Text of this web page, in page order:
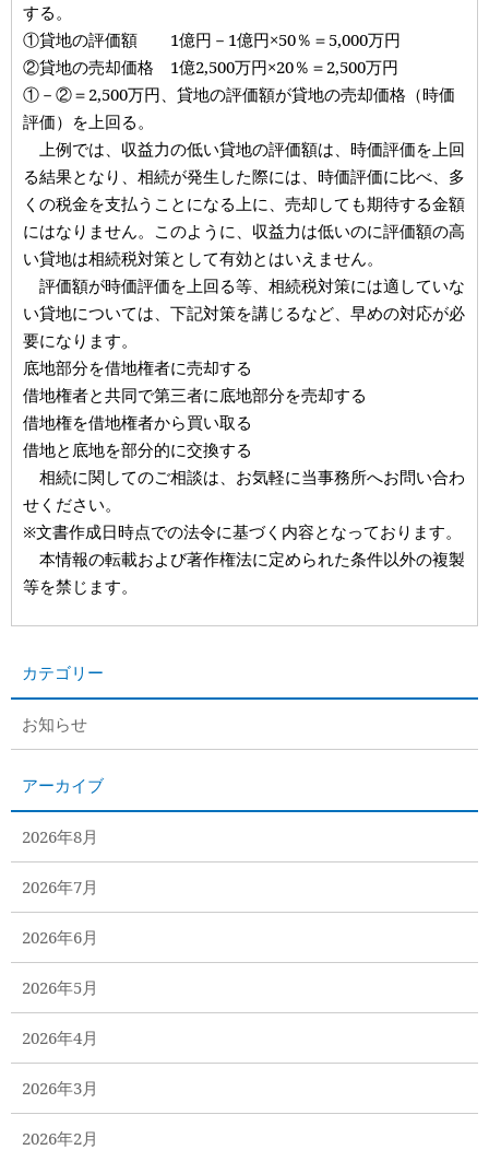
する。
①貸地の評価額 1億円－1億円×50％＝5,000万円
②貸地の売却価格 1億2,500万円×20％＝2,500万円
①－②＝2,500万円、貸地の評価額が貸地の売却価格（時価
評価）を上回る。
上例では、収益力の低い貸地の評価額は、時価評価を上回
る結果となり、相続が発生した際には、時価評価に比べ、多
くの税金を支払うことになる上に、売却しても期待する金額
にはなりません。このように、収益力は低いのに評価額の高
い貸地は相続税対策として有効とはいえません。
評価額が時価評価を上回る等、相続税対策には適していな
い貸地については、下記対策を講じるなど、早めの対応が必
要になります。
底地部分を借地権者に売却する
借地権者と共同で第三者に底地部分を売却する
借地権を借地権者から買い取る
借地と底地を部分的に交換する
相続に関してのご相談は、お気軽に当事務所へお問い合わ
せください。
※文書作成日時点での法令に基づく内容となっております。
本情報の転載および著作権法に定められた条件以外の複製
等を禁じます。
カテゴリー
お知らせ
アーカイブ
2026年8月
2026年7月
2026年6月
2026年5月
2026年4月
2026年3月
2026年2月